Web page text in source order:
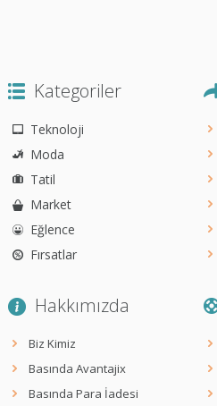
Kategoriler
Teknoloji
Moda
Tatil
Market
Eğlence
Fırsatlar
Hakkımızda
Biz Kimiz
Basında Avantajix
Basında Para İadesi